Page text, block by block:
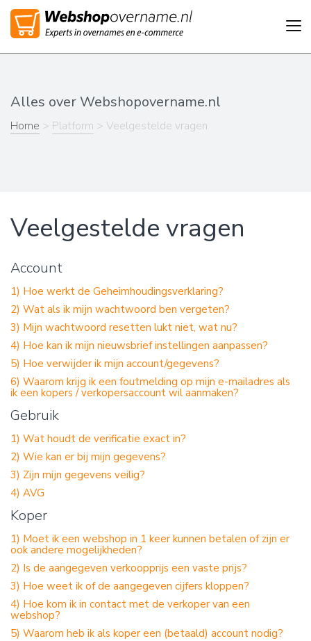
Alles over Webshopovername.nl
Home > Platform > Veelgestelde vragen
Veelgestelde vragen
Account
1) Hoe werkt de Geheimhoudingsverklaring?
2) Wat als ik mijn wachtwoord ben vergeten?
3) Mijn wachtwoord resetten lukt niet, wat nu?
4) Hoe kan ik mijn nieuwsbrief instellingen aanpassen?
5) Hoe verwijder ik mijn account/gegevens?
6) Waarom krijg ik een foutmelding op mijn e-mailadres als
ik een kopers / verkopersaccount wil aanmaken?
Gebruik
1) Wat houdt de verificatie exact in?
2) Wie kan er bij mijn gegevens?
3) Zijn mijn gegevens veilig?
4) AVG
Koper
1) Moet ik een webshop in 1 keer kunnen betalen of zijn er
ook andere mogelijkheden?
2) Is de aangegeven verkoopprijs een vaste prijs?
3) Hoe weet ik of de aangegeven cijfers kloppen?
4) Hoe kom ik in contact met de verkoper van een
webshop?
5) Waarom heb ik als koper een (betaald) account nodig?